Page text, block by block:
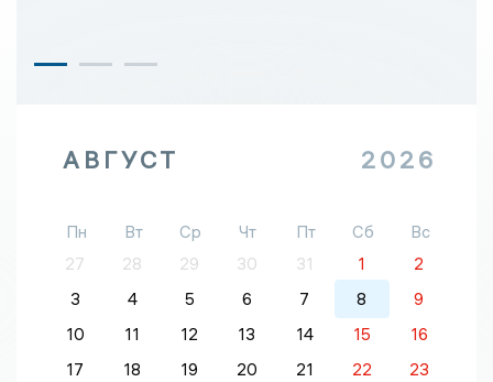
АВГУСТ 2026
Пн Вт Ср Чт Пт Сб
Вс
27
28 29 30 31 1
2
3
4 5 6 7 8
9
10
11 12 13 14 15
16
17
18 19 20 21 22
23